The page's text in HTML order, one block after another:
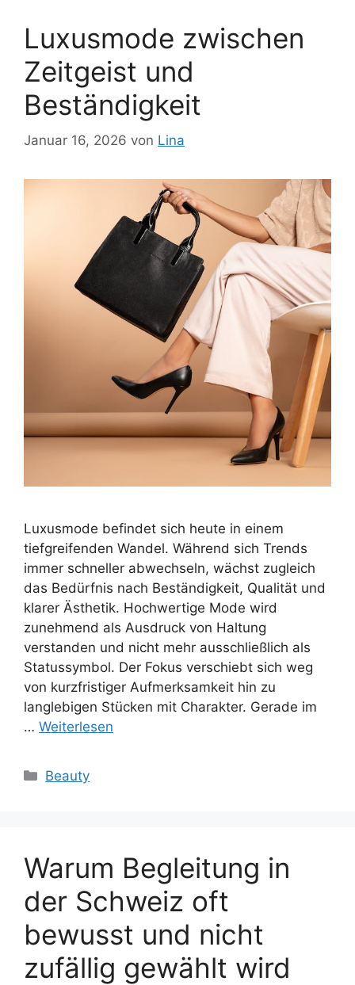
Luxusmode zwischen
Zeitgeist und
Beständigkeit
Januar 16, 2026 von Lina
Luxusmode befindet sich heute in einem
tiefgreifenden Wandel. Während sich Trends
immer schneller abwechseln, wächst zugleich
das Bedürfnis nach Beständigkeit, Qualität und
klarer Ästhetik. Hochwertige Mode wird
zunehmend als Ausdruck von Haltung
verstanden und nicht mehr ausschließlich als
Statussymbol. Der Fokus verschiebt sich weg
von kurzfristiger Aufmerksamkeit hin zu
langlebigen Stücken mit Charakter. Gerade im
… Weiterlesen
Kategorien
Beauty
Warum Begleitung in
der Schweiz oft
bewusst und nicht
zufällig gewählt wird